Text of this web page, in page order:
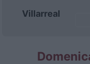
Villarreal